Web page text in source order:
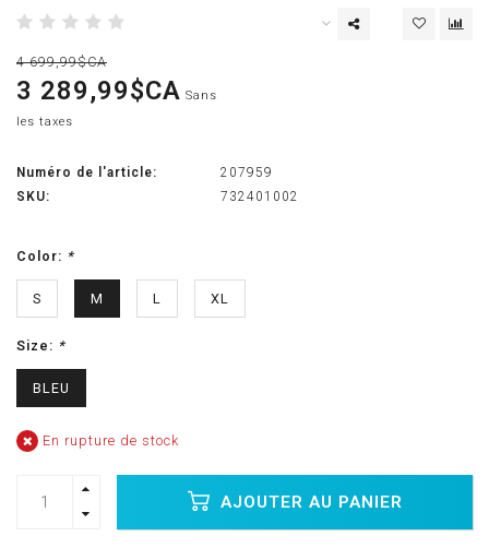
4 699,99$CA
3 289,99$CA Sans
les taxes
Numéro de l'article:
207959
SKU:
732401002
Color: *
S M L XL
Size: *
BLEU
En rupture de stock
AJOUTER AU PANIER